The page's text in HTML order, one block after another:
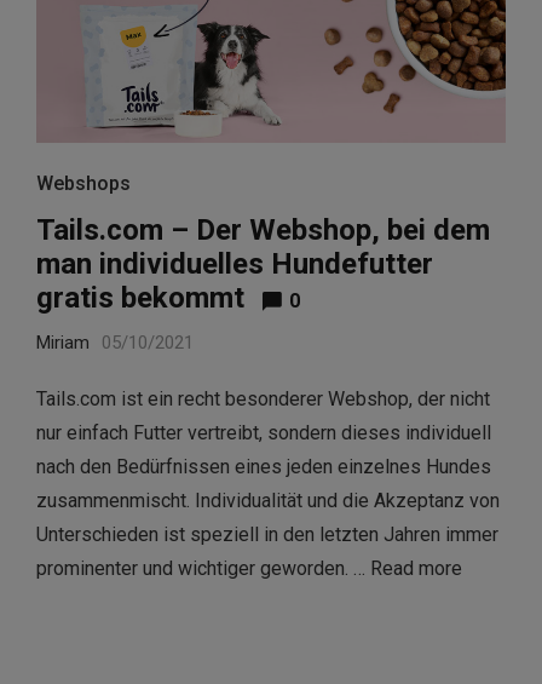
Webshops
Tails.com – Der Webshop, bei dem
man individuelles Hundefutter
gratis bekommt
0
Miriam 05/10/2021
Tails.com ist ein recht besonderer Webshop, der nicht
nur einfach Futter vertreibt, sondern dieses individuell
nach den Bedürfnissen eines jeden einzelnes Hundes
zusammenmischt. Individualität und die Akzeptanz von
Unterschieden ist speziell in den letzten Jahren immer
prominenter und wichtiger geworden. … Read more